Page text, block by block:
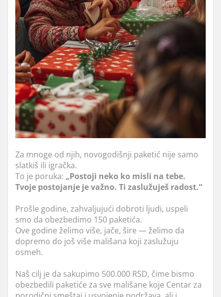
Za mnoge od njih, novogodišnji paketić nije samo
slatkiš ili igračka.
To je poruka: „Postoji neko ko misli na tebe.
Tvoje postojanje je važno. Ti zaslužuješ radost.“
Prošle godine, zahvaljujući dobroti ljudi, uspeli
smo da obezbedimo 150 paketića.
Ove godine želimo više, jače, šire — želimo da
dopremo do još više mališana koji zaslužuju
osmeh.
Naš cilj je da sakupimo 500.000 RSD, čime bismo
obezbedili paketiće za sve mališane koje Centar za